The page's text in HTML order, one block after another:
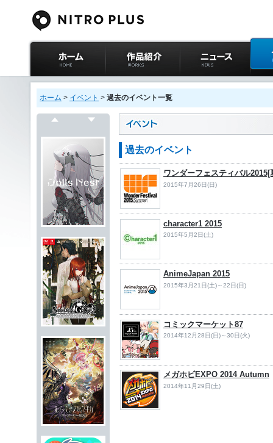
ニトロプラス公式
サイト ホーム
作品紹介 ニュース イベ
ホーム > イベント > 過去のイベント一覧
過去のイベント
ワンダーフェスティバル2015[
2015年7月26日(日)
character1 2015
2015年5月2日(土)
AnimeJapan 2015
2015年3月21日(土)～22日(日)
コミックマーケット87
2014年12月28日(日)～30日(火)
メガホビEXPO 2014 Autumn
2014年11月29日(土)